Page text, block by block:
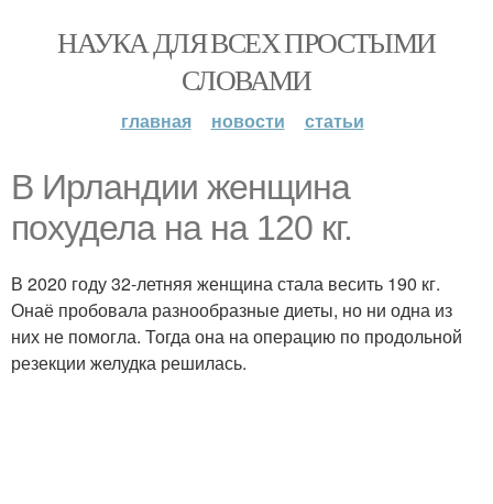
НАУКА ДЛЯ ВСЕХ ПРОСТЫМИ
СЛОВАМИ
главная новости статьи
В Ирландии женщина
похудела на на 120 кг.
В 2020 году 32-летняя женщина стала весить 190 кг.
Онаё пробовала разнообразные диеты, но ни одна из
них не помогла. Тогда она на операцию по продольной
резекции желудка решилась.